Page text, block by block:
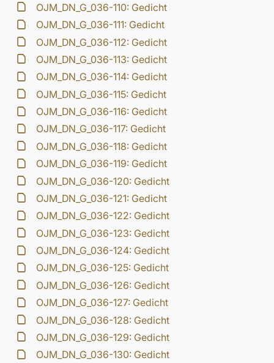
OJM_DN_G_036-110: Gedicht
OJM_DN_G_036-111: Gedicht
OJM_DN_G_036-112: Gedicht
OJM_DN_G_036-113: Gedicht
OJM_DN_G_036-114: Gedicht
OJM_DN_G_036-115: Gedicht
OJM_DN_G_036-116: Gedicht
OJM_DN_G_036-117: Gedicht
OJM_DN_G_036-118: Gedicht
OJM_DN_G_036-119: Gedicht
OJM_DN_G_036-120: Gedicht
OJM_DN_G_036-121: Gedicht
OJM_DN_G_036-122: Gedicht
OJM_DN_G_036-123: Gedicht
OJM_DN_G_036-124: Gedicht
OJM_DN_G_036-125: Gedicht
OJM_DN_G_036-126: Gedicht
OJM_DN_G_036-127: Gedicht
OJM_DN_G_036-128: Gedicht
OJM_DN_G_036-129: Gedicht
OJM_DN_G_036-130: Gedicht